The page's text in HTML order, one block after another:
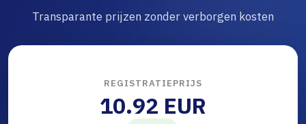
Transparante prijzen zonder verborgen kosten
REGISTRATIEPRIJS
10.92 EUR